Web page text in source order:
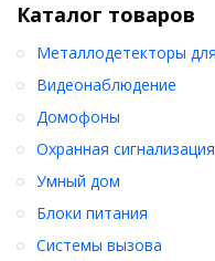
Каталог товаров
Металлодетекторы
Видеонаблюдение
Домофоны
Охранная сигнализация
Умный дом
Блоки питания
Системы вызова